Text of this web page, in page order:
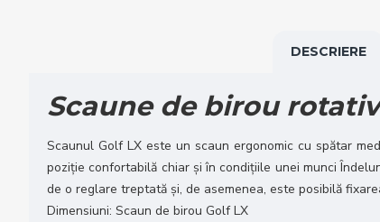
DESCRIERE
Scaune de birou
Scaunul Golf LX este un scaun ergonomic cu spătar
poziție confortabilă chiar și în condițiile unei munci
de o reglare treptată și, de asemenea, este posibilă
Dimensiuni: Scaun de birou Golf LX